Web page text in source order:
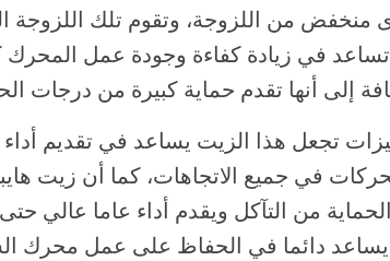
منخفض من اللزوجة، وتقوم تلك اللزوجة
في زيادة كفاءة وجودة عمل المحرك
إلى أنها تقدم حماية كبيرة من درجات
تجعل هذا الزيت يساعد في تقديم
من التآكل ويقدم أداء عاما عالي
يساعد دائما في الحفاظ على عمل محرك